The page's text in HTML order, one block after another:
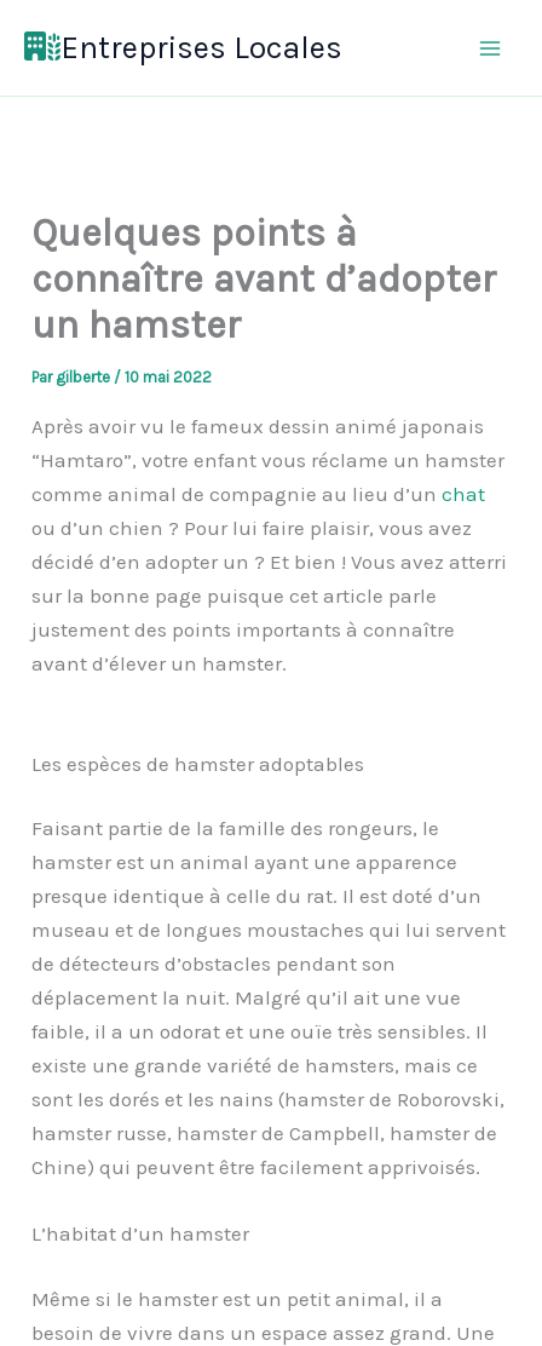
Entreprises Locales
Quelques points à
connaître avant d’adopter
un hamster
Par gilberte /10 mai 2022
Après avoir vu le fameux dessin animé japonais
“Hamtaro”, votre enfant vous réclame un hamster
comme animal de compagnie au lieu d’unchat
ou d’un chien ? Pour lui faire plaisir, vous avez
décidé d’en adopter un ? Et bien ! Vous avez atterri
sur la bonne page puisque cet article parle
justement des points importants à connaître
avant d’élever un hamster.
Les espèces de hamster adoptables
Faisant partie de la famille des rongeurs, le
hamster est un animal ayant une apparence
presque identique à celle du rat. Il est doté d’un
museau et de longues moustaches qui lui servent
de détecteurs d’obstacles pendant son
déplacement la nuit. Malgré qu’il ait une vue
faible, il a un odorat et une ouïe très sensibles. Il
existe une grande variété de hamsters, mais ce
sont les dorés et les nains (hamster de Roborovski,
hamster russe, hamster de Campbell, hamster de
Chine) qui peuvent être facilement apprivoisés.
L’habitat d’un hamster
Même si le hamster est un petit animal, il a
besoin de vivre dans un espace assez grand. Une